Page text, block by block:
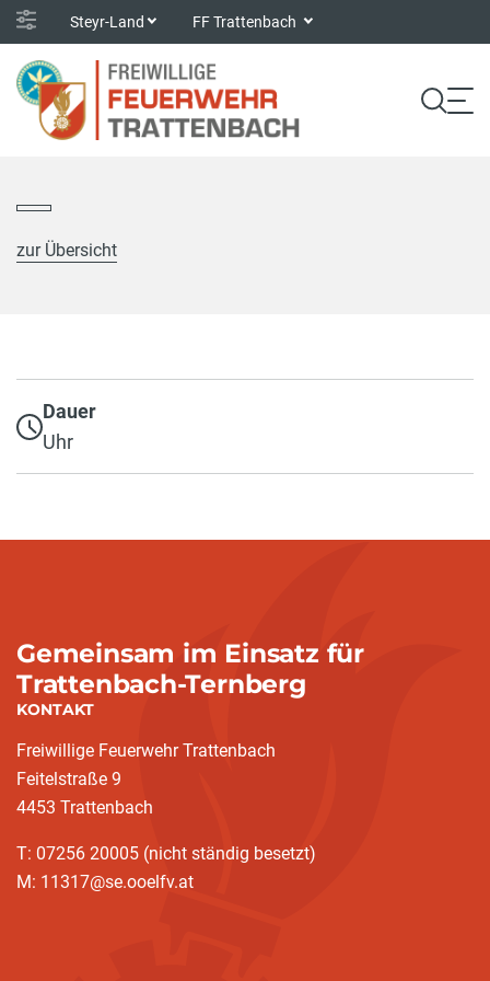
Steyr-Land FF Trattenbach
zur Übersicht
Dauer
Uhr
Gemeinsam im Einsatz für
Trattenbach-Ternberg
KONTAKT
Freiwillige Feuerwehr Trattenbach
Feitelstraße 9
4453 Trattenbach
T: 07256 20005 (nicht ständig besetzt)
M: 11317@se.ooelfv.at